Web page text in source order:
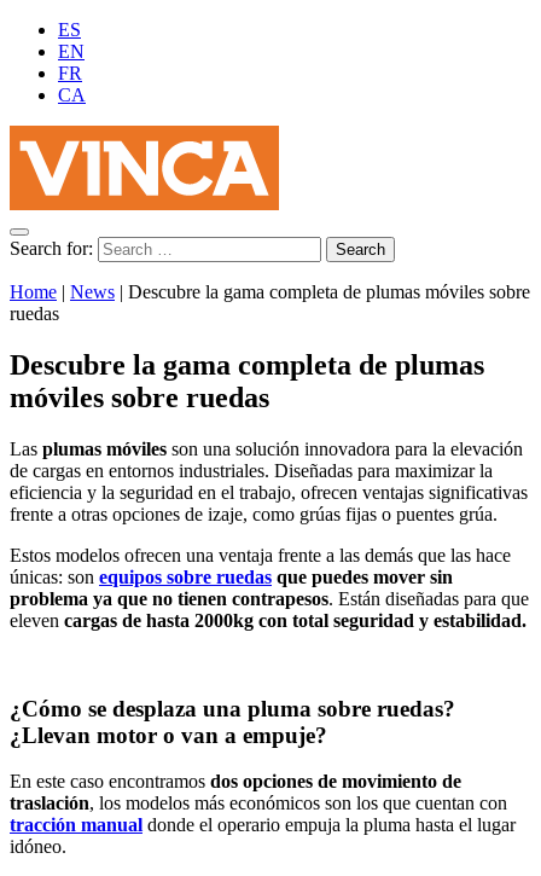
ES
EN
FR
CA
Search for:
Home | News | Descubre la gama completa de plumas móviles sobre
ruedas
Descubre la gama completa de plumas
móviles sobre ruedas
Las plumas móviles son una solución innovadora para la elevación
de cargas en entornos industriales. Diseñadas para maximizar la
eficiencia y la seguridad en el trabajo, ofrecen ventajas significativas
frente a otras opciones de izaje, como grúas fijas o puentes grúa.
Estos modelos ofrecen una ventaja frente a las demás que las hace
únicas: son equipos sobre ruedas que puedes mover sin
problema ya que no tienen contrapesos. Están diseñadas para que
eleven cargas de hasta 2000kg con total seguridad y estabilidad.
¿Cómo se desplaza una pluma sobre ruedas?
¿Llevan motor o van a empuje?
En este caso encontramos dos opciones de movimiento de
traslación, los modelos más económicos son los que cuentan con
tracción manual donde el operario empuja la pluma hasta el lugar
idóneo.